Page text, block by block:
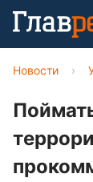
Новости ›